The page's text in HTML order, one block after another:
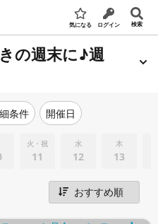
気になる ログイン 検索
の週末に♪週
条件 開催日
火・祝
11
水
12
木
13